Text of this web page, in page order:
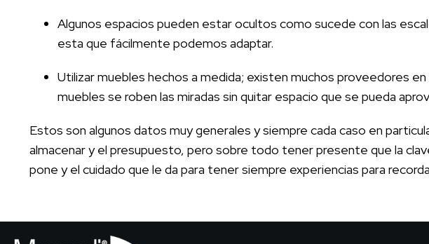
Algunos espacios pueden estar ocultos como sucede con las
esta que fácilmente podemos adaptar.
Utilizar muebles hechos a medida; existen muchos proveedores
muebles se roben las miradas sin quitar espacio que se pueda
Estos son algunos datos muy generales y siempre cada caso en
almacenar y el presupuesto, pero sobre todo tener presente que la
pone y el cuidado que le da para tener siempre experiencias para